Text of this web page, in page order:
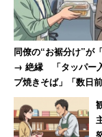
同僚の“お裾分け”が
→ 絶縁 「タッパー
プ焼きそば」「数日
酸っぱくなったオカラ
に震撼した女性